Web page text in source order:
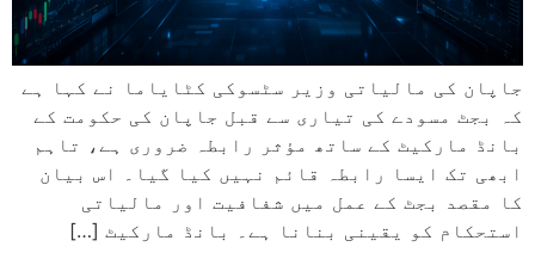
جاپان کی مالیاتی وزیر سٹسوکی کٹایاما نے کہا ہے
کہ بجٹ مسودے کی تیاری سے قبل جاپان کی حکومت کے
بانڈ مارکیٹ کے ساتھ مؤثر رابطہ ضروری ہے، تاہم
ابھی تک ایسا رابطہ قائم نہیں کیا گیا۔ اس بیان
کا مقصد بجٹ کے عمل میں شفافیت اور مالیاتی
استحکام کو یقینی بنانا ہے۔ بانڈ مارکیٹ […]